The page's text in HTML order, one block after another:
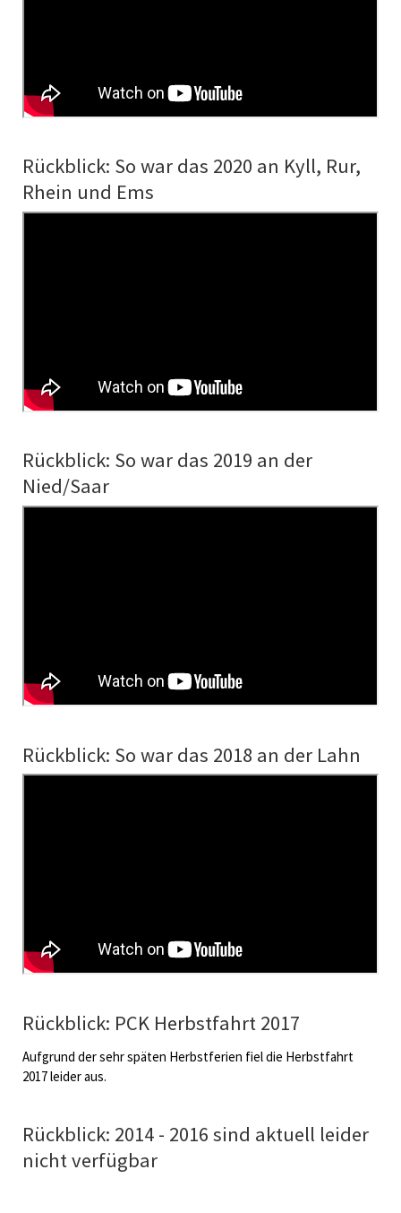
Rückblick: So war das 2020 an Kyll, Rur,
Rhein und Ems
Rückblick: So war das 2019 an der
Nied/Saar
Rückblick: So war das 2018 an der Lahn
Rückblick: PCK Herbstfahrt 2017
Aufgrund der sehr späten Herbstferien fiel die Herbstfahrt
2017 leider aus.
Rückblick: 2014 - 2016 sind aktuell leider
nicht verfügbar